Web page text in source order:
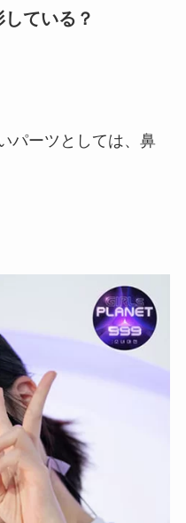
ている？
パーツとしては、鼻